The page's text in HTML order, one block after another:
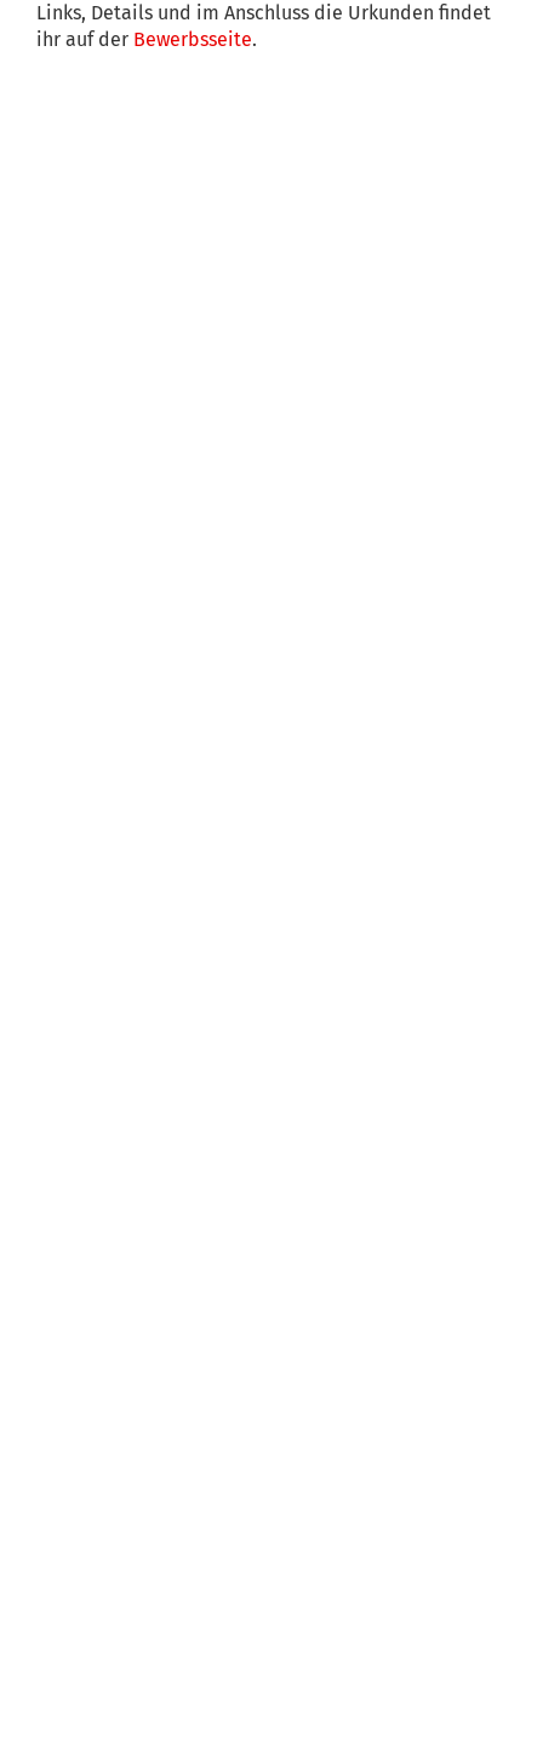
Links, Details und im Anschluss die Urkunden findet
ihr auf der Bewerbsseite.